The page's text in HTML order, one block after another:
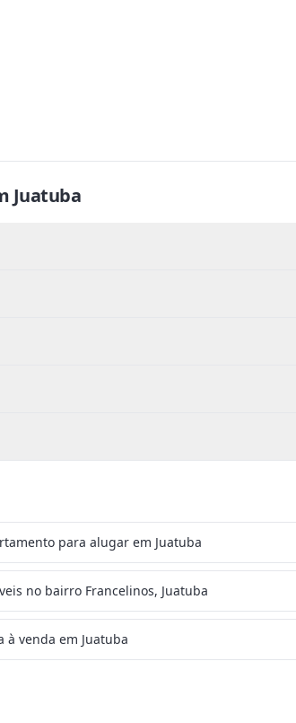
Juatuba
para alugar em Juatuba
no bairro Francelinos, Juatuba
à venda em Juatuba